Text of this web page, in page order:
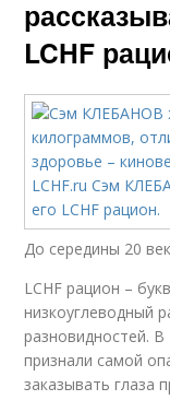
LCHF
До середины 20
LCHF рацион –
низкоуглеводный
разновидностей. В
признали самой
заказывать глаза